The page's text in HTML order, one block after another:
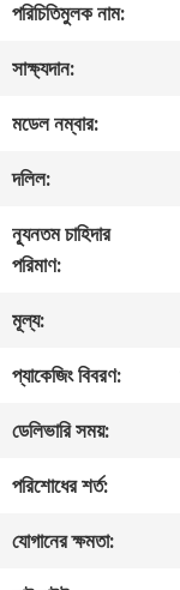
আমাদের
সম্পর্কে
কারখানা
ভ্রমণ
মান
নিয়ন্ত্রণ
আমাদের
যোগাযোগ
পরিচিতিমুলক নাম:
সাক্ষ্যদান:
মডেল নম্বার:
দলিল:
ন্যূনতম চাহিদার
পরিমাণ:
মূল্য:
প্যাকেজিং বিবরণ:
ডেলিভারি সময়:
পরিশোধের শর্ত:
যোগানের ক্ষমতা: